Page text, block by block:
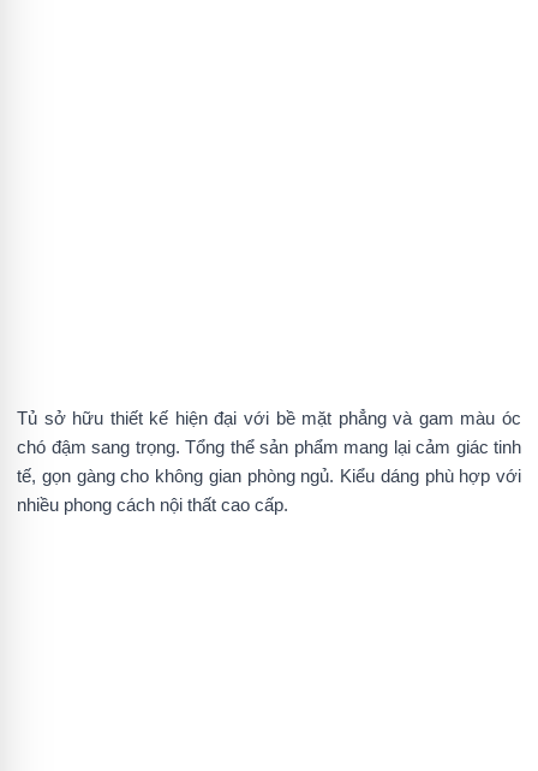
Tủ sở hữu thiết kế hiện đại với bề mặt phẳng và gam màu óc
chó đậm sang trọng. Tổng thể sản phẩm mang lại cảm giác tinh
tế, gọn gàng cho không gian phòng ngủ. Kiểu dáng phù hợp với
nhiều phong cách nội thất cao cấp.